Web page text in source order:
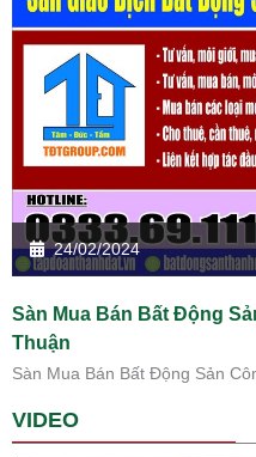
24/02/2024
Sàn Mua Bán Bất Động
Thuận
Sàn Mua Bán Bất Động Sản
VIDEO